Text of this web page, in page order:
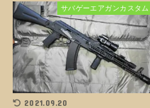
サバゲーエアガンカスタム
2021.09.20